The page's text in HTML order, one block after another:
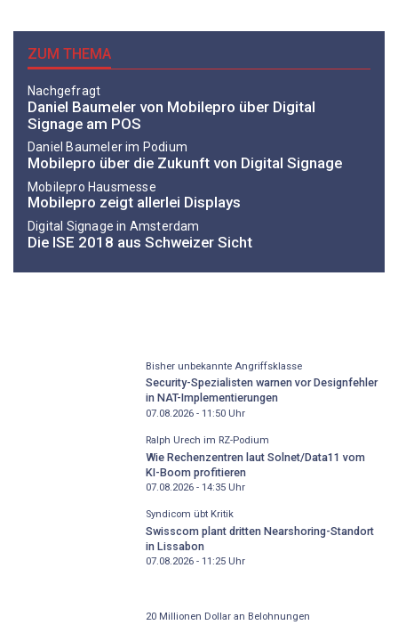
ZUM THEMA
Nachgefragt
Daniel Baumeler von Mobilepro über Digital
Signage am POS
Daniel Baumeler im Podium
Mobilepro über die Zukunft von Digital Signage
Mobilepro Hausmesse
Mobilepro zeigt allerlei Displays
Digital Signage in Amsterdam
Die ISE 2018 aus Schweizer Sicht
Bisher unbekannte Angriffsklasse
Security-Spezialisten warnen vor Designfehler
in NAT-Implementierungen
07.08.2026 - 11:50Uhr
Ralph Urech im RZ-Podium
Wie Rechenzentren laut Solnet/Data11 vom
KI-Boom profitieren
07.08.2026 - 14:35Uhr
Syndicom übt Kritik
Swisscom plant dritten Nearshoring-Standort
in Lissabon
07.08.2026 - 11:25Uhr
20 Millionen Dollar an Belohnungen